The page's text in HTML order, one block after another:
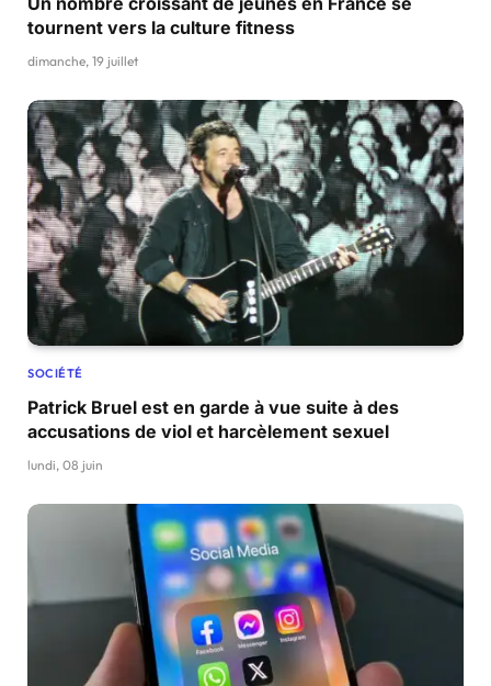
tournent vers la culture fitness
dimanche, 19 juillet
SOCIÉTÉ
Patrick Bruel est en garde à vue suite à des
accusations de viol et harcèlement sexuel
lundi, 08 juin